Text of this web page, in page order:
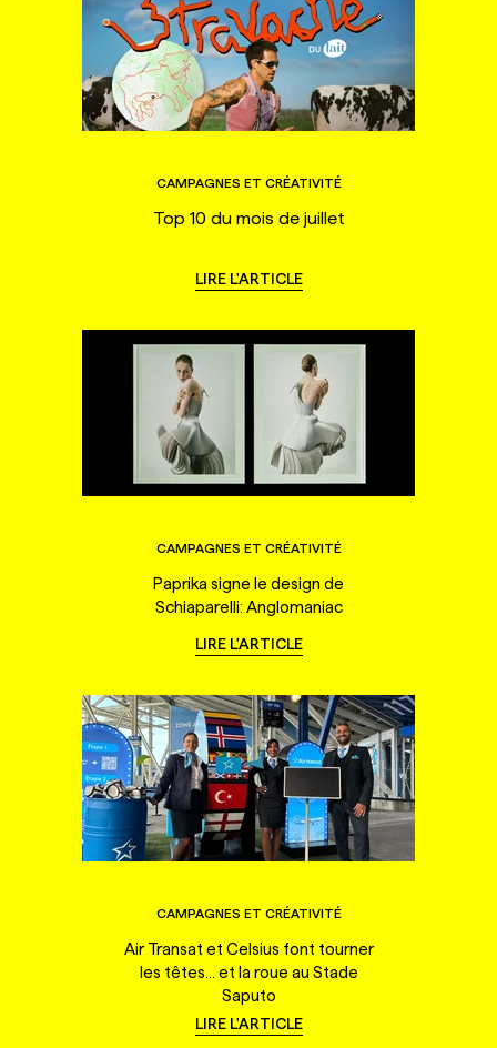
CAMPAGNES ET CRÉATIVITÉ
Top 10 du mois de juillet
LIRE L'ARTICLE
CAMPAGNES ET CRÉATIVITÉ
Paprika signe le design de
Schiaparelli: Anglomaniac
LIRE L'ARTICLE
CAMPAGNES ET CRÉATIVITÉ
Air Transat et Celsius font tourner
les têtes... et la roue au Stade
Saputo
LIRE L'ARTICLE